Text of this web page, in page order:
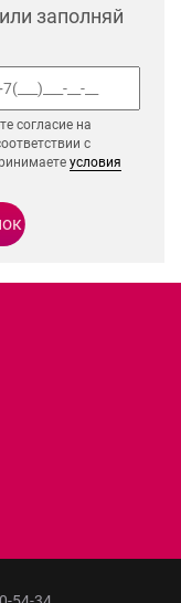
заполняй
согласие на
с
условия